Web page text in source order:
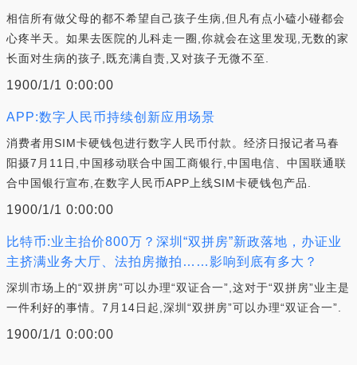
相信所有做父母的都不希望自己孩子生病,但凡有点小磕小碰都会
心疼半天。如果去医院的儿科走一圈,你就会在这里发现,无数的家
长面对生病的孩子,既充满自责,又对孩子无微不至.
1900/1/1 0:00:00
APP:数字人民币持续创新应用场景
消费者用SIM卡硬钱包进行数字人民币付款。经济日报记者马春
阳摄7月11日,中国移动联合中国工商银行,中国电信、中国联通联
合中国银行宣布,在数字人民币APP上线SIM卡硬钱包产品.
1900/1/1 0:00:00
比特币:业主抬价800万？深圳“双拼房”新政落地，办证业
主挤满业务大厅、法拍房撤拍……影响到底有多大？
深圳市场上的“双拼房”可以办理“双证合一”,这对于“双拼房”业主是
一件利好的事情。7月14日起,深圳“双拼房”可以办理“双证合一”.
1900/1/1 0:00:00